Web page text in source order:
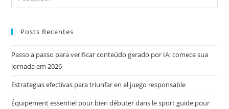
Posts Recentes
Passo a passo para verificar conteúdo gerado por IA: comece sua
jornada em 2026
Estrategias efectivas para triunfar en el juego responsable
Équipement essentiel pour bien débuter dans le sport guide pour